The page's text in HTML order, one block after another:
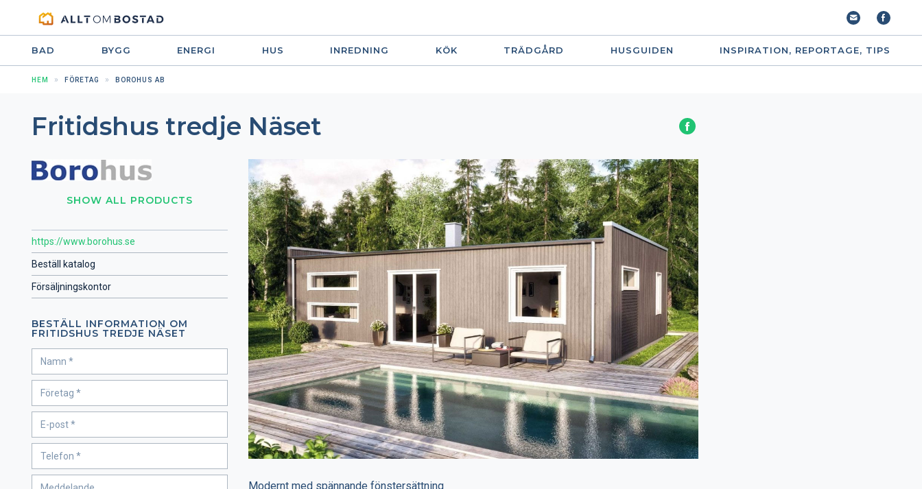
BAD BYGG ENERGI HUS INREDNING KÖK TRÄDGÅRD HUSGUIDEN INSPIRATION, REPORTAGE, TIPS
HEM FÖRETAG BOROHUS AB
Fritidshus tredje Näset
SHOW ALL PRODUCTS
https://www.borohus.se
Beställ katalog
Försäljningskontor
BESTÄLL INFORMATION OM
FRITIDSHUS TREDJE NÄSET
Modernt med spännande fönstersättning